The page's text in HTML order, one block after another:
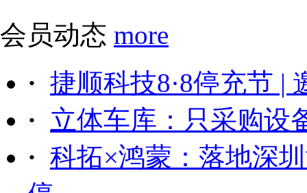
会员动态 more
· 捷顺科技8·8停充节 |
· 立体车库：只采购设
· 科拓×鸿蒙：落地深